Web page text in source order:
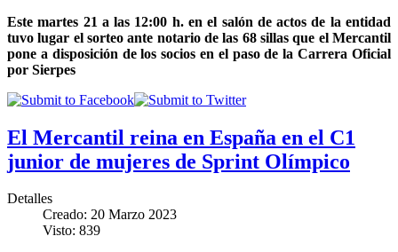
Este martes 21 a las 12:00 h. en el salón de actos de la entidad
tuvo lugar el sorteo ante notario de las 68 sillas que el Mercantil
pone a disposición de los socios en el paso de la Carrera Oficial
por Sierpes
El Mercantil reina en España en el C1
junior de mujeres de Sprint Olímpico
Detalles
Creado: 20 Marzo 2023
Visto: 839